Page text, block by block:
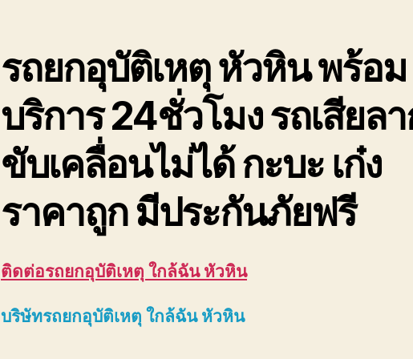
รถยกอุบัติเหตุ หัวหิน พร้อม
บริการ 24ชั่วโมง รถเสียล
ขับเคลื่อนไม่ได้ กะบะ เก๋ง
ราคาถูก มีประกันภัยฟรี
ติดต่อรถยกอุบัติเหตุ ใกล้ฉัน หัวหิน
บริษัทรถยกอุบัติเหตุ ใกล้ฉัน หัวหิน